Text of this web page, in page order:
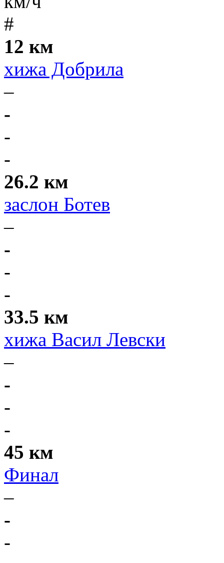
#
12 км
хижа Добрила
–
-
-
-
26.2 км
заслон Ботев
–
-
-
-
33.5 км
хижа Васил Левски
–
-
-
-
45 км
Финал
–
-
-